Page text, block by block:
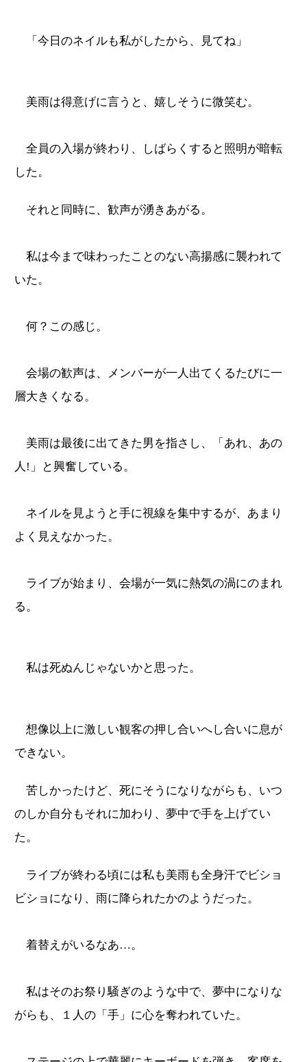
「今日のネイルも私がしたから、見てね」
美雨は得意げに言うと、嬉しそうに微笑む。
全員の入場が終わり、しばらくすると照明が暗転
した。
それと同時に、歓声が湧きあがる。
私は今まで味わったことのない高揚感に襲われて
いた。
何？この感じ。
会場の歓声は、メンバーが一人出てくるたびに一
層大きくなる。
美雨は最後に出てきた男を指さし、「あれ、あの
人!」と興奮している。
ネイルを見ようと手に視線を集中するが、あまり
よく見えなかった。
ライブが始まり、会場が一気に熱気の渦にのまれ
る。
私は死ぬんじゃないかと思った。
想像以上に激しい観客の押し合いへし合いに息が
できない。
苦しかったけど、死にそうになりながらも、いつ
のしか自分もそれに加わり、夢中で手を上げてい
た。
ライブが終わる頃には私も美雨も全身汗でビショ
ビショになり、雨に降られたかのようだった。
着替えがいるなあ…。
私はそのお祭り騒ぎのような中で、夢中になりな
がらも、１人の「手」に心を奪われていた。